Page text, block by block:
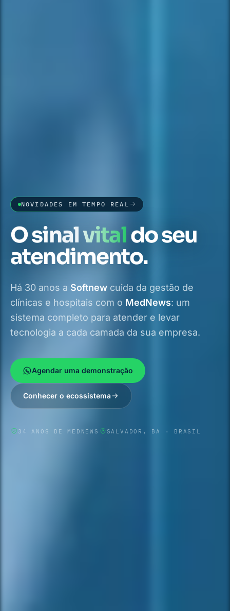
NOVIDADES EM TEMPO REAL
Osinal vitaldo seu
atendimento.
Há 30 anos a Softnew cuida da gestão de
clínicas e hospitais com o MedNews: um
sistema completo para atender e levar
tecnologia a cada camada da sua empresa.
Agendar uma demonstração
Conhecer o ecossistema
34 ANOS DE MEDNEWS SALVADOR, BA · BRASIL